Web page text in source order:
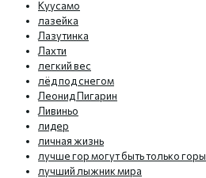
Куусамо
лазейка
Лазутинка
Лахти
легкий вес
лёд под снегом
Леонид Пигарин
Ливиньо
лидер
личная жизнь
лучше гор могут быть только горы
лучший лыжник мира